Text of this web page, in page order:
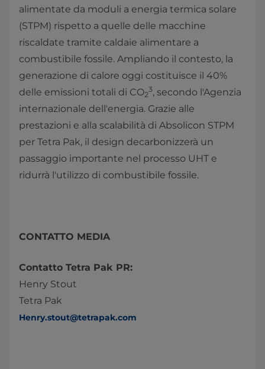
alimentate da moduli a energia termica solare
(STPM) rispetto a quelle delle macchine
riscaldate tramite caldaie alimentare a
combustibile fossile. Ampliando il contesto, la
generazione di calore oggi costituisce il 40%
delle emissioni totali di CO2
3, secondo l'Agenzia
internazionale dell'energia. Grazie alle
prestazioni e alla scalabilità di Absolicon STPM
per Tetra Pak, il design decarbonizzerà un
passaggio importante nel processo UHT e
ridurrà l'utilizzo di combustibile fossile.
CONTATTO MEDIA
Contatto Tetra Pak PR:
Henry Stout
Tetra Pak
Henry.stout@tetrapak.com